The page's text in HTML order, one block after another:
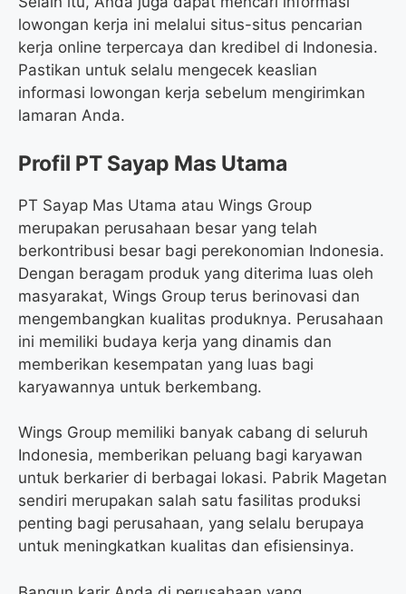
lowongan kerja ini melalui situs-situs pencarian
kerja online terpercaya dan kredibel di Indonesia.
Pastikan untuk selalu mengecek keaslian
informasi lowongan kerja sebelum mengirimkan
lamaran Anda.
Profil PT Sayap Mas Utama
PT Sayap Mas Utama atau Wings Group
merupakan perusahaan besar yang telah
berkontribusi besar bagi perekonomian Indonesia.
Dengan beragam produk yang diterima luas oleh
masyarakat, Wings Group terus berinovasi dan
mengembangkan kualitas produknya. Perusahaan
ini memiliki budaya kerja yang dinamis dan
memberikan kesempatan yang luas bagi
karyawannya untuk berkembang.
Wings Group memiliki banyak cabang di seluruh
Indonesia, memberikan peluang bagi karyawan
untuk berkarier di berbagai lokasi. Pabrik Magetan
sendiri merupakan salah satu fasilitas produksi
penting bagi perusahaan, yang selalu berupaya
untuk meningkatkan kualitas dan efisiensinya.